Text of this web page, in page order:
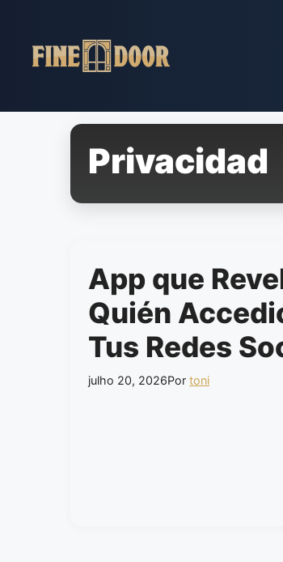
conteúdo
Privacidad
App que
Quién
Tus Redes
julho 20, 2026Por toni